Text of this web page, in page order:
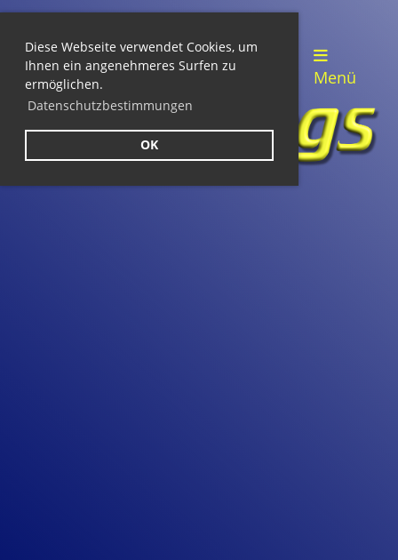
Diese Webseite verwendet Cookies, um
Ihnen ein angenehmeres Surfen zu
ermöglichen.
Datenschutzbestimmungen
OK
Login Menü